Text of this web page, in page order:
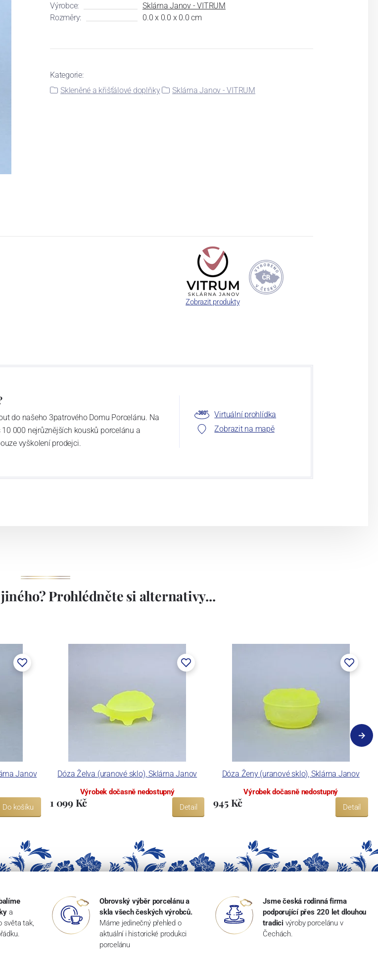
Výrobce:
Sklárna Janov - VITRUM
Rozměry:
0.0 x 0.0 x 0.0 cm
Kategorie:
Skleněné a křišťálové doplňky
Sklárna Janov - VITRUM
Zobrazit produkty
do našeho 3patrového Domu Porcelánu. Na
000 nejrůznějších kousků porcelánu a
vyškolení prodejci.
Virtuální prohlídka
Zobrazit na mapě
Prohlédněte si alternativy...
Janov
Do košíku
Dóza Želva (uranové sklo), Sklárna Janov
Výrobek dočasně nedostupný
1 099 Kč Detail
Dóza Ženy (uranové sklo), Sklárna Janov
Výrobek dočasně nedostupný
945 Kč Detail
a
světa tak,
Obrovský výběr porcelánu a
skla všech českých výrobců.
Máme jedinečný přehled o
aktuální i historické produkci
porcelánu
Jsme česká rodinná firma
podporující přes 220 let dlouhou
tradici výroby porcelánu v
Čechách.